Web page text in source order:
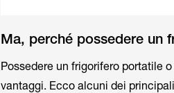
Ma, perché possedere un
Possedere un frigorifero portatile
vantaggi. Ecco alcuni dei